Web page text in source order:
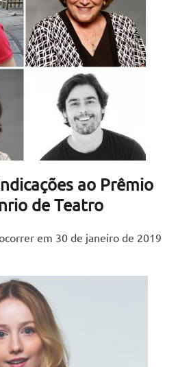
ao Prêmio
de Teatro
em 30 de janeiro de 2019